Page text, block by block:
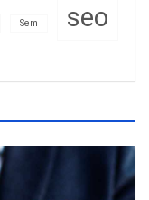
Sem seo